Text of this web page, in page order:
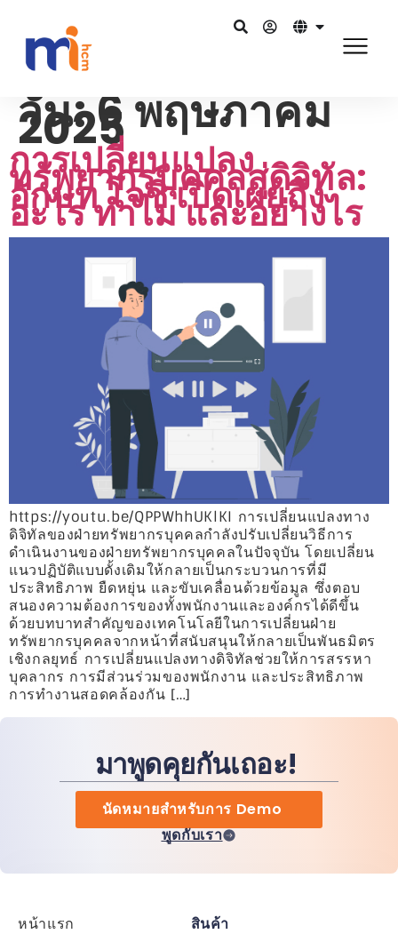
วัน:6 พฤษภาคม
2025
การเปลี่ยนแปลง
ทรัพยากรบุคคลสู่ดิจิทัล:
อักษท โจชิ เปิดเผยถึง
อะไร ทำไม และอย่างไร
https://youtu.be/QPPWhhUKlKI การเปลี่ยนแปลงทาง
ดิจิทัลของฝ่ายทรัพยากรบุคคลกำลังปรับเปลี่ยนวิธีการ
ดำเนินงานของฝ่ายทรัพยากรบุคคลในปัจจุบัน โดยเปลี่ยน
แนวปฏิบัติแบบดั้งเดิมให้กลายเป็นกระบวนการที่มี
ประสิทธิภาพ ยืดหยุ่น และขับเคลื่อนด้วยข้อมูล ซึ่งตอบ
สนองความต้องการของทั้งพนักงานและองค์กรได้ดีขึ้น
ด้วยบทบาทสำคัญของเทคโนโลยีในการเปลี่ยนฝ่าย
ทรัพยากรบุคคลจากหน้าที่สนับสนุนให้กลายเป็นพันธมิตร
เชิงกลยุทธ์ การเปลี่ยนแปลงทางดิจิทัลช่วยให้การสรรหา
บุคลากร การมีส่วนร่วมของพนักงาน และประสิทธิภาพ
การทำงานสอดคล้องกัน […]
มาพูดคุยกันเถอะ!
นัดหมายสำหรับการ Demo
พูดกับเรา
หน้าแรก
สินค้า